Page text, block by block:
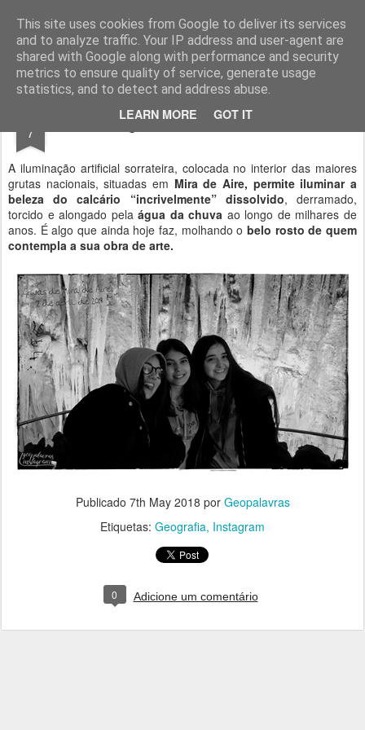
This site uses cookies from Google to deliver its services
and to analyze traffic. Your IP address and user-agent are
shared with Google along with performance and security
metrics to ensure quality of service, generate usage
statistics, and to detect and address abuse.
LEARN MORE GOT IT
Geopalavras
canal800 clique ZapCanal
7 As grutas da orla ocidental.
A iluminação artificial sorrateira, colocada no interior das maiores
grutas nacionais, situadas em Mira de Aire, permite iluminar a
beleza do calcário “incrivelmente” dissolvido, derramado,
torcido e alongado pelaágua da chuva ao longo de milhares de
anos. É algo que ainda hoje faz, molhando o belo rosto de quem
contempla a sua obra de arte.
Publicado 7th May 2018 por Geopalavras
Etiquetas: Geografia Instagram
0 Adicione um comentário